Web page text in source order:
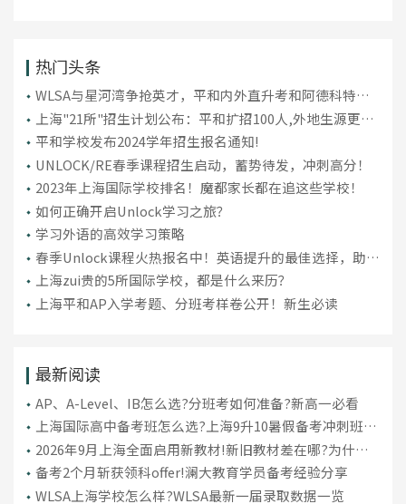
热门头条
WLSA与星河湾争抢英才，平和内外直升考和阿德科特入
学考数学新趋势揭秘
上海"21所"招生计划公布：平和扩招100人,外地生源更
难！
平和学校发布2024学年招生报名通知!
UNLOCK/RE春季课程招生启动，蓄势待发，冲刺高分！
2023年上海国际学校排名！魔都家长都在追这些学校！
如何正确开启Unlock学习之旅？
学习外语的高效学习策略
春季Unlock课程火热报名中！英语提升的最佳选择，助你
弯道超车！
上海zui贵的5所国际学校，都是什么来历？
上海平和AP入学考题、分班考样卷公开！新生必读
最新阅读
AP、A-Level、IB怎么选?分班考如何准备?新高一必看
上海国际高中备考班怎么选?上海9升10暑假备考冲刺班推
荐
2026年9月上海全面启用新教材!新旧教材差在哪?为什么
今年暑期至关重要
备考2个月斩获领科offer!澜大教育学员备考经验分享
WLSA上海学校怎么样?WLSA最新一届录取数据一览